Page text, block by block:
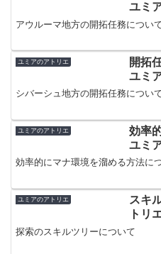
ユミ
アウルーマ地方の開拓任務について
ユミアのアトリエ
開拓
ユミ
シバーシュ地方の開拓任務について
ユミアのアトリエ
効率
ユミ
効率的にマナ環境を溜める方法につ
ユミアのアトリエ
スキ
トリ
探索のスキルツリーについて